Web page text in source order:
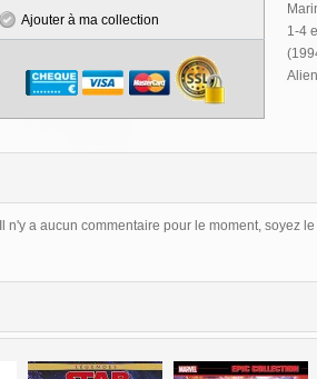
Ajouter à ma collection
1-4
Il n'y a aucun commentaire pour le moment, soyez